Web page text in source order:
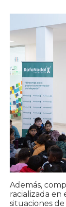
Además,
racializada
situaciones